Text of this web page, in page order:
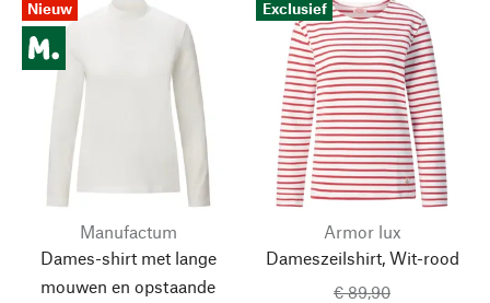
Nieuw
Manufactum
Dames-shirt met lange
mouwen en opstaande
Exclusief
Armor lux
Dameszeilshirt, Wit-rood
€ 89,90